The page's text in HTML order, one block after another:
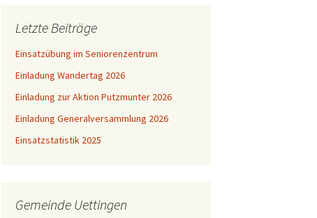
Letzte Beiträge
Einsatzübung im Seniorenzentrum
Einladung Wandertag 2026
Einladung zur Aktion Putzmunter 2026
Einladung Generalversammlung 2026
Einsatzstatistik 2025
Gemeinde Uettingen